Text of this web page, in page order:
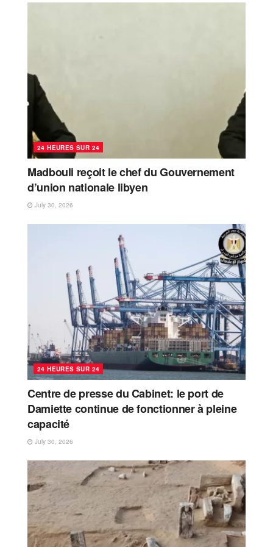
24 HEURES SUR 24
Madbouli reçoit le chef du Gouvernement
d’union nationale libyen
July 30, 2026
24 HEURES SUR 24
Centre de presse du Cabinet: le port de
Damiette continue de fonctionner à pleine
capacité
July 30, 2026